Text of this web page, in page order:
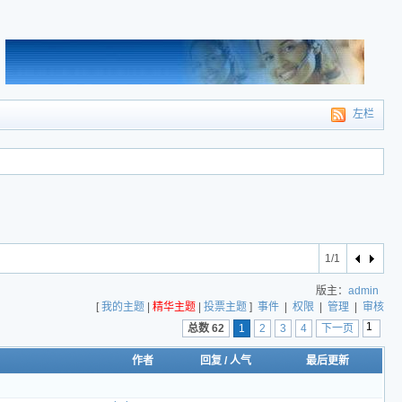
左栏
1/1
版主： admin
[我的主题 精华主题| 投票主题 ] 事件| 权限 管理|
审核
总数 62
1 2 3 4 下一页
作者 回复 /人气 最后更新